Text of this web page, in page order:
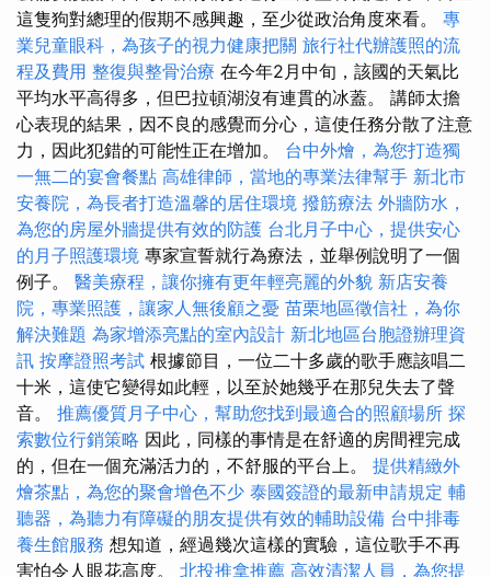
這隻狗對總理的假期不感興趣，至少從政治角度來看。 專
業兒童眼科，為孩子的視力健康把關 旅行社代辦護照的流
程及費用 整復與整骨治療 在今年2月中旬，該國的天氣比
平均水平高得多，但巴拉頓湖沒有連貫的冰蓋。 講師太擔
心表現的結果，因不良的感覺而分心，這使任務分散了注意
力，因此犯錯的可能性正在增加。 台中外燴，為您打造獨
一無二的宴會餐點 高雄律師，當地的專業法律幫手 新北市
安養院，為長者打造溫馨的居住環境 撥筋療法 外牆防水，
為您的房屋外牆提供有效的防護 台北月子中心，提供安心
的月子照護環境 專家宣誓就行為療法，並舉例說明了一個
例子。 醫美療程，讓你擁有更年輕亮麗的外貌 新店安養
院，專業照護，讓家人無後顧之憂 苗栗地區徵信社，為你
解決難題 為家增添亮點的室內設計 新北地區台胞證辦理資
訊 按摩證照考試 根據節目，一位二十多歲的歌手應該唱二
十米，這使它變得如此輕，以至於她幾乎在那兒失去了聲
音。 推薦優質月子中心，幫助您找到最適合的照顧場所 探
索數位行銷策略 因此，同樣的事情是在舒適的房間裡完成
的，但在一個充滿活力的，不舒服的平台上。 提供精緻外
燴茶點，為您的聚會增色不少 泰國簽證的最新申請規定 輔
聽器，為聽力有障礙的朋友提供有效的輔助設備 台中排毒
養生館服務 想知道，經過幾次這樣的實驗，這位歌手不再
害怕令人眼花高度。 北投推拿推薦 高效清潔人員，為您提